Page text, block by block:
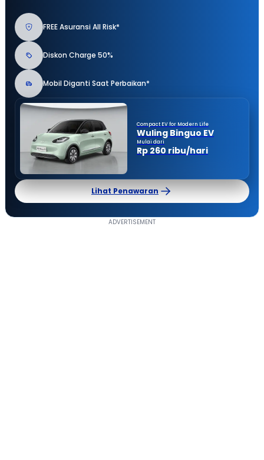
FREE Asuransi All Risk*
Diskon Charge 50%
Mobil Diganti Saat Perbaikan*
Compact EV for Modern Life
Wuling Binguo EV
Mulai dari
Rp 260 ribu/hari
Lihat Penawaran